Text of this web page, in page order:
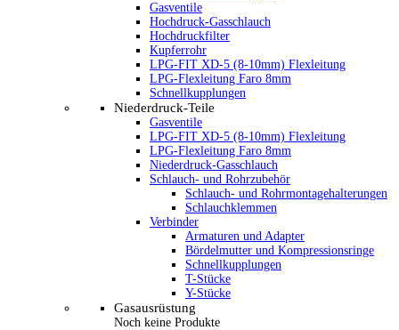
Gasventile
Hochdruck-Gasschlauch
Hochdruckfilter
Kupferrohr
LPG-FIT XD-5 (8-10mm) Flexleitung
LPG-Flexleitung Faro 8mm
Schnellkupplungen
Niederdruck-Teile
Gasventile
LPG-FIT XD-5 (8-10mm) Flexleitung
LPG-Flexleitung Faro 8mm
Niederdruck-Gasschlauch
Schlauch- und Rohrzubehör
Schlauch- und Rohrmontagehalterungen
Schlauchklemmen
Verbinder
Armaturen und Adapter
Bördelmutter und Kompressionsringe
Schnellkupplungen
T-Stücke
Y-Stücke
Gasausrüstung
Noch keine Produkte